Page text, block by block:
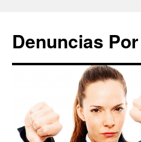
contenido
Denuncias